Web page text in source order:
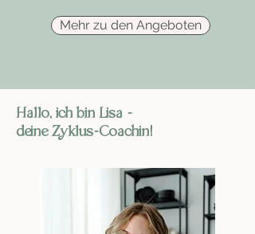
Mehr zu den Angeboten
Hallo, ich bin Lisa -
deine Zyklus-Coachin!